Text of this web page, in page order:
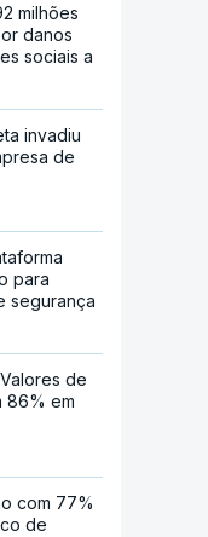
milhões
danos
sociais a
invadiu
de
para
segurança
de
86% em
com 77%
de